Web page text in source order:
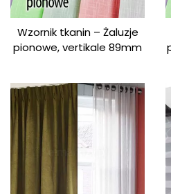
Wzornik tkanin – Żaluzje
pionowe, vertikale 89mm